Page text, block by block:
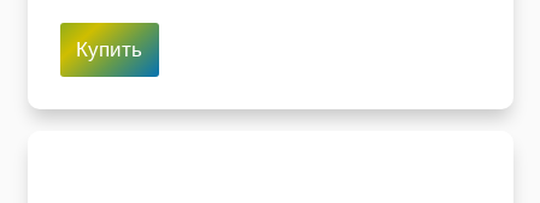
Купить